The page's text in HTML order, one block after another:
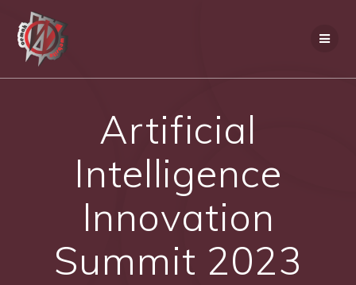
Artificial
Intelligence
Innovation
Summit 2023